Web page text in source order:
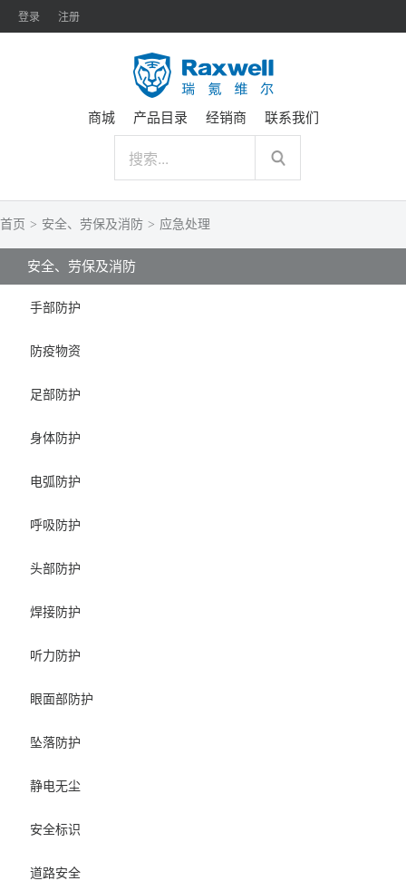
登录 注册
商城 产品目录 经销商 联系我们
首页 > 安全、劳保及消防 > 应急处理
安全、劳保及消防
手部防护
防疫物资
足部防护
身体防护
电弧防护
呼吸防护
头部防护
焊接防护
听力防护
眼面部防护
坠落防护
静电无尘
安全标识
道路安全